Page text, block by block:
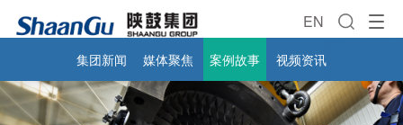
EN
集团新闻 媒体聚焦 案例故事 视频资讯